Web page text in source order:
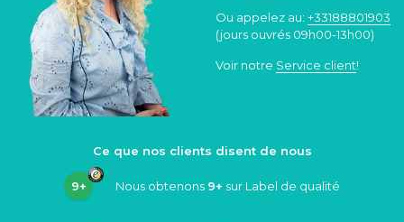
Ou appelez au: +33188801903
(jours ouvrés 09h00-13h00)
Voir notre Service client!
Ce que nos clients disent de nous
9+ Nous obtenons 9+ sur Label de qualité